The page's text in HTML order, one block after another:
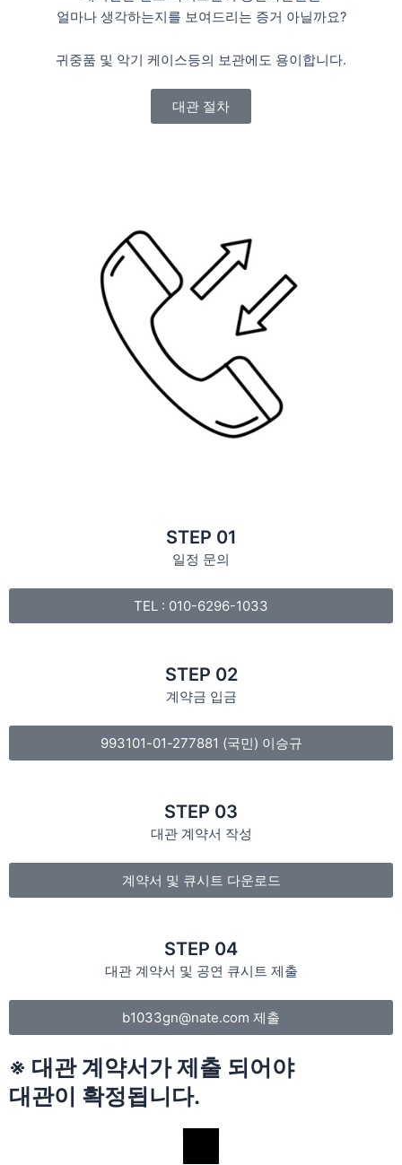
얼마나 생각하는지를 보여드리는 증거 아닐까요?
귀중품 및 악기 케이스등의 보관에도 용이합니다.
대관 절차
STEP 01
일정 문의
TEL : 010-6296-1033
STEP 02
계약금 입금
993101-01-277881 (국민) 이승규
STEP 03
대관 계약서 작성
계약서 및 큐시트 다운로드
STEP 04
대관 계약서 및 공연 큐시트 제출
b1033gn@nate.com 제출
※ 대관 계약서가 제출 되어야
대관이 확정됩니다.